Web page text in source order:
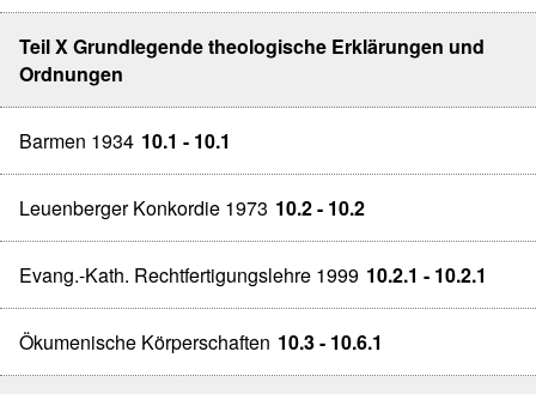
Teil X Grundlegende theologische Erklärungen und
Ordnungen
Barmen 1934 10.1 - 10.1
Leuenberger Konkordie 1973 10.2 - 10.2
Evang.-Kath. Rechtfertigungslehre 1999 10.2.1 - 10.2.1
Ökumenische Körperschaften 10.3 - 10.6.1